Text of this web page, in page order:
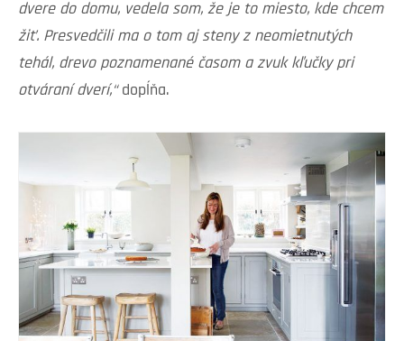
dvere do domu, vedela som, že je to miesto, kde chcem
žiť. Presvedčili ma o tom aj steny z neomietnutých
tehál, drevo poznamenané časom a zvuk kľučky pri
otváraní dverí,“dopĺňa.